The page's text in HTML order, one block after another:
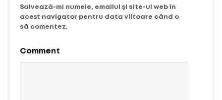
Salvează-mi numele, emailul și site-ul web în
acest navigator pentru data viitoare când o
să comentez.
Comment